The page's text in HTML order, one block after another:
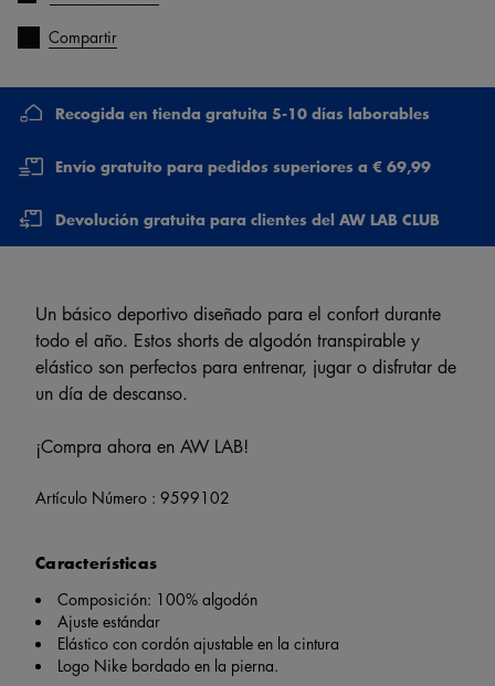
Compartir
Recogida en tienda gratuita 5-10 días laborables
Envío gratuito para pedidos superiores a € 69,99
Devolución gratuita para clientes del AW LAB CLUB
Un básico deportivo diseñado para el confort durante
todo el año. Estos shorts de algodón transpirable y
elástico son perfectos para entrenar, jugar o disfrutar de
un día de descanso.
¡Compra ahora en AW LAB!
Artículo Número : 9599102
Características
Composición: 100% algodón
Ajuste estándar
Elástico con cordón ajustable en la cintura
Logo Nike bordado en la pierna.